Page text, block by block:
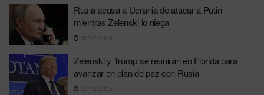
Rusia acusa a Ucrania de atacar a Putin
mientras Zelenski lo niega
30/12/2025
Zelenski y Trump se reunirán en Florida para
avanzar en plan de paz con Rusia
27/12/2025